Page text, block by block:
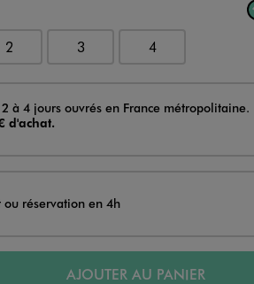
2 3 4
à 4 jours ouvrés en France métropolitaine.
d'achat.
ou réservation en 4h
AJOUTER AU PANIER